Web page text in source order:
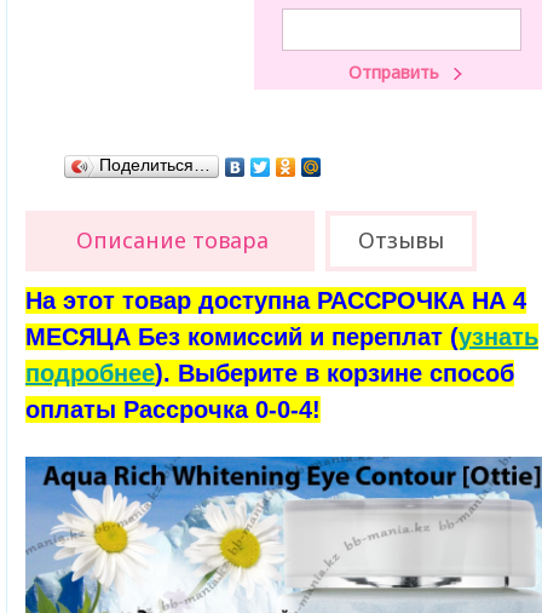
Поделиться…
Описание товара Отзывы
На этот товар доступна РАССРОЧКА НА 4
МЕСЯЦА Без комиссий и переплат (узнать
подробнее). Выберите в корзине способ
оплаты Рассрочка 0-0-4!